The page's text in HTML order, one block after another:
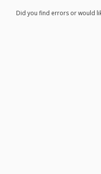
Did you find errors or would